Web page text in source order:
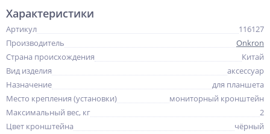
Характеристики
Артикул
116127
Производитель
Onkron
Страна происхождения
Китай
Вид изделия
аксессуар
Назначение
для планшета
Место крепления (установки)
мониторный кронштейн
Максимальный вес, кг
2
Цвет кронштейна
чёрный